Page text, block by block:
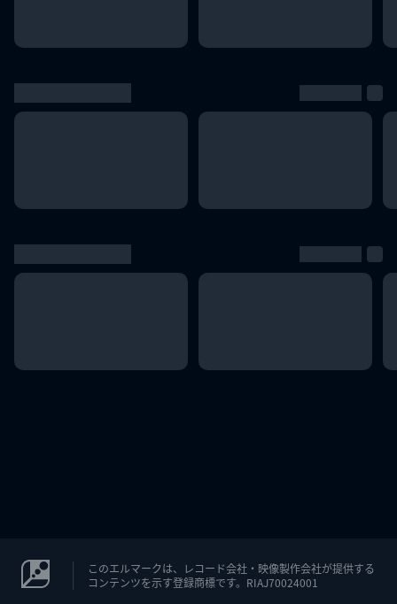
このエルマークは、レコード会社・映像製作会社が提供する
コンテンツを示す登録商標です。RIAJ70024001